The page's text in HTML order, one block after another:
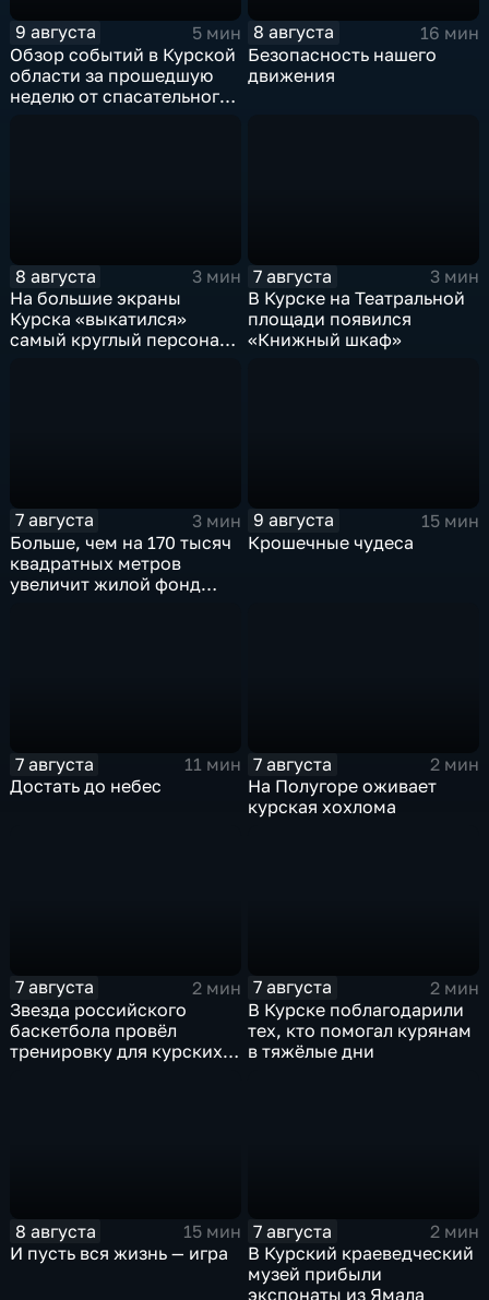
9 августа
5 мин
Обзор событий в Курской
области за прошедшую
неделю от спасательного
8 августа
16 мин
Безопасность нашего
движения
8 августа
3 мин
На большие экраны
Курска «выкатился»
самый круглый персонаж
7 августа
3 мин
В Курске на Театральной
площади появился
«Книжный шкаф»
7 августа
3 мин
Больше, чем на 170 тысяч
квадратных метров
увеличит жилой фонд
9 августа
15 мин
Крошечные чудеса
7 августа
11 мин
Достать до небес
7 августа
2 мин
На Полугоре оживает
курская хохлома
7 августа
2 мин
Звезда российского
баскетбола провёл
тренировку для курских
7 августа
2 мин
В Курске поблагодарили
тех, кто помогал курянам
в тяжёлые дни
8 августа
15 мин
И пусть вся жизнь — игра
7 августа
2 мин
В Курский краеведческий
музей прибыли
экспонаты из Ямала